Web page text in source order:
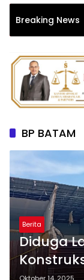
Breaking News
Peresmian
BP BATAM
Berita
‎Diduga